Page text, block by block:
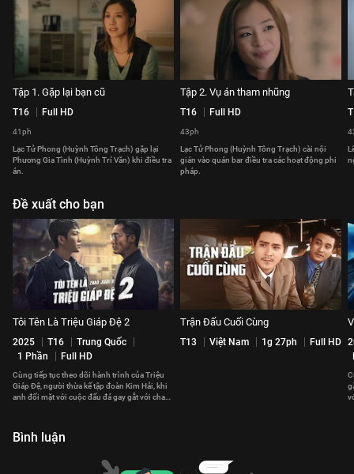
Tập 1. Gặp lại bạn cũ
T16 Full HD
41ph
Lạc Tử Phong (Huỳnh Tông Trạch) gặp lại
Phương Gia Tình (Huỳnh Trí Văn) khi điều tra
án.
Tập 2. Vụ án tham nhũng
T16 Full HD
43ph
Lạc Tử Phong (Huỳnh Tông Trạch) cài nội
gián vào quán bar điều tra các hoạt động phi
pháp.
Đề xuất cho bạn
Tôi Tên Là Triệu Giáp Đệ 2
2025 T16
Trung Quốc
1 Phần
Full HD
Cùng tiếp tục theo dõi hành trình của Triệu
Giáp Đệ, người thừa kế tập đoàn Kim Hải, khi
anh đối mặt với cuộc đấu đá gay gắt với cha
Trận Đấu Cuối Cùng
T13 Việt Nam 1g 27ph Full HD
Bình luận